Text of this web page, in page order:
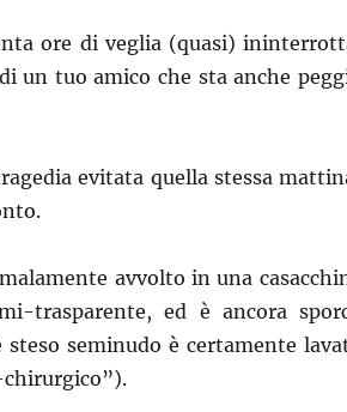
ore di veglia (quasi)
un tuo amico che sta anche
evitata quella stessa
avvolto in una
trasparente, ed è ancora
seminudo è certamente
chirurgico”).